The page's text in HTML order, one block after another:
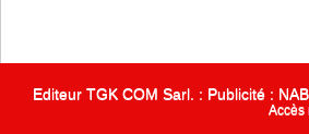
Editeur TGK COM Sarl. : Publicité :
Accès